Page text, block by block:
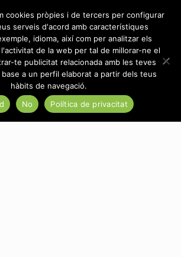
Authors Show all
on the list.
cookies pròpies i de tercers per configurar
serveis d'acord amb característiques
idioma, així com per analitzar els
de la web per tal de millorar-ne el
te publicitat relacionada amb les teves
a un perfil elaborat a partir dels teus
hàbits de navegació.
No Política de privacitat